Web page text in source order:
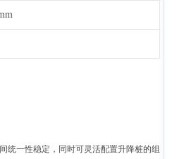
统一性稳定，同时可灵活配置升降桩的组